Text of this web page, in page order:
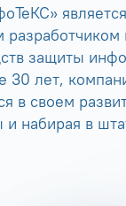
защиты
30 лет,
в своем
набирая в